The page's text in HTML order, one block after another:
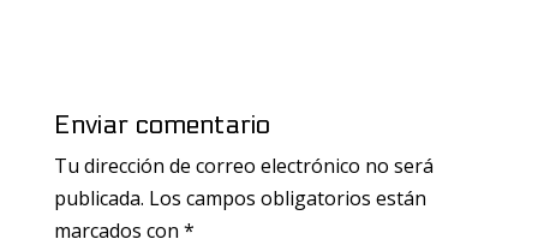
Enviar comentario
Tu dirección de correo electrónico no será
publicada. Los campos obligatorios están
marcados con *